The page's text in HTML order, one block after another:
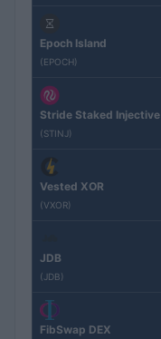
Epoch Island
(EPOCH)
Stride Staked Injective
(STINJ)
Vested XOR
(VXOR)
JDB
(JDB)
FibSwap DEX